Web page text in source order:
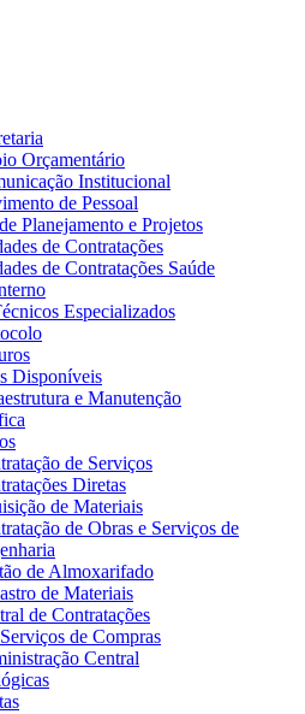
Orçamentário
Institucional
de Pessoal
Planejamento e Projetos
de Contratações
de Contratações Saúde
Especializados
Disponíveis
e Manutenção
de Serviços
Diretas
de Materiais
de Obras e Serviços de
de Almoxarifado
de Materiais
de Contratações
de Compras
Central